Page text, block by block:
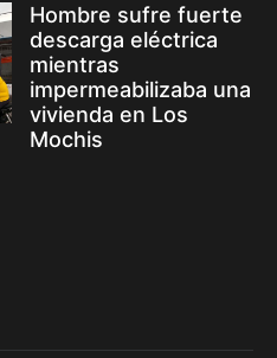
Hombre sufre fuerte
descarga eléctrica
mientras
impermeabilizaba una
vivienda en Los
Mochis